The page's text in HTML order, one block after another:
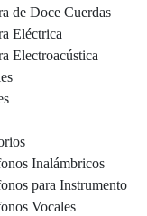
de Doce Cuerdas
Eléctrica
Electroacústica
Inalámbricos
para Instrumento
Vocales